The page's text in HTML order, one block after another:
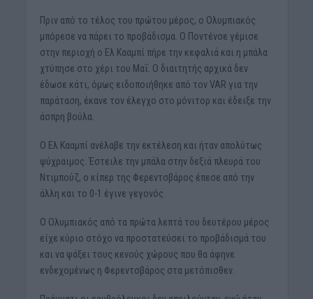
Πριν από το τέλος του πρώτου μέρος, ο Ολυμπιακός
μπόρεσε να πάρει το προβάδισμα. Ο Ποντένσε γέμισε
στην περιοχή ο Ελ Κααμπί πήρε την κεφαλιά και η μπάλα
χτύπησε στο χέρι του Μαΐ. Ο διαιτητής αρχικά δεν
έδωσε κάτι, όμως ειδοποιήθηκε από τον VAR για την
παράταση, έκανε τον έλεγχο στο μόνιτορ και έδειξε την
άσπρη βούλα.
Ο Ελ Κααμπί ανέλαβε την εκτέλεση και ήταν απολύτως
ψύχραιμος. Έστειλε την μπάλα στην δεξιά πλευρά του
Ντιμπούζ, ο κίπερ της Φερεντσβάρος έπεσε από την
άλλη και το 0-1 έγινε γεγονός.
Ο Ολυμπιακός από τα πρώτα λεπτά του δευτέρου μέρος
είχε κύριο στόχο να προστατεύσει το προβάδισμά του
και να ψάξει τους κενούς χώρους που θα άφηνε
ενδεχομένως η Φερεντσβάρος στα μετόπισθεν.